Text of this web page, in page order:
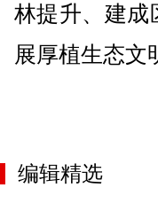
林提升、建成
展厚植生态文
编辑精选